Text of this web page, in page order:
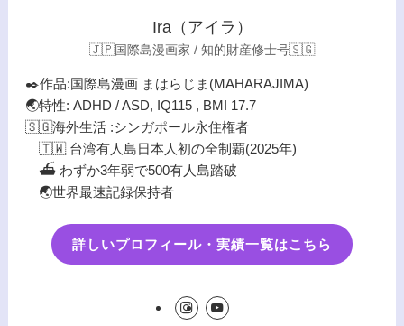
Ira（アイラ）
🇯🇵国際島漫画家 / 知的財産修士号🇸🇬
✒️作品:国際島漫画 まはらじま(MAHARAJIMA)
🌏特性: ADHD / ASD, IQ115 , BMI 17.7
🇸🇬海外生活 :シンガポール永住権者
🇹🇼 台湾有人島日本人初の全制覇(2025年)
⛴️ わずか3年弱で500有人島踏破
🌏世界最速記録保持者
詳しいプロフィール・実績一覧はこちら